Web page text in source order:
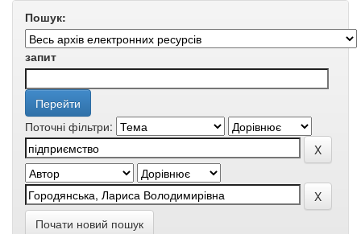
Пошук:
запит
Поточні фільтри:
Почати новий пошук